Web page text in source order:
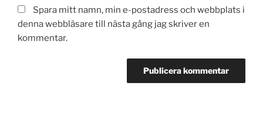
Spara mitt namn, min e-postadress och webbplats i
denna webbläsare till nästa gång jag skriver en
kommentar.